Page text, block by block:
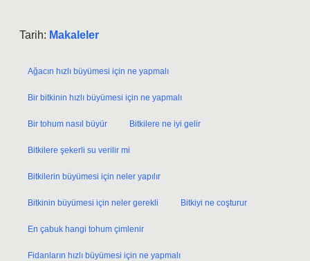
Tarih: Makaleler
Ağacın hızlı büyümesi için ne yapmalı
Bir bitkinin hızlı büyümesi için ne yapmalı
Bir tohum nasıl büyür Bitkilere ne iyi gelir
Bitkilere şekerli su verilir mi
Bitkilerin büyümesi için neler yapılır
Bitkinin büyümesi için neler gerekli Bitkiyi ne coşturur
En çabuk hangi tohum çimlenir
Fidanların hızlı büyümesi için ne yapmalı